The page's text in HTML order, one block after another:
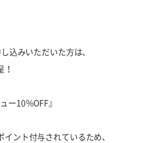
込みいただいた方は、
ー10％OFF』
ント付与されているため、